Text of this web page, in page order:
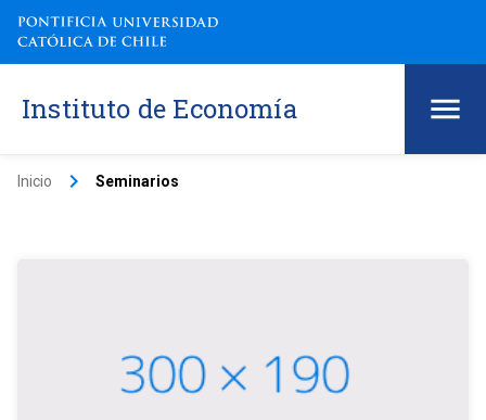
Instituto de Economía
Inicio keyboard_arrow_right Seminarios